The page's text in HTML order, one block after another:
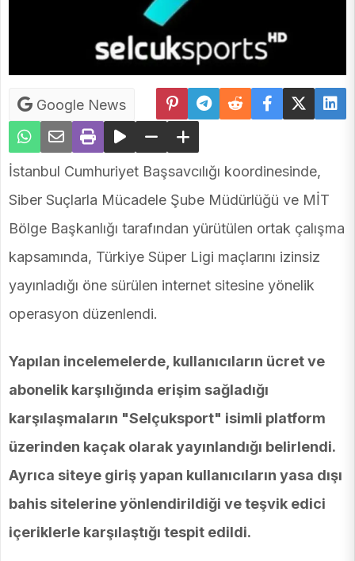
Google News
İstanbul Cumhuriyet Başsavcılığı koordinesinde,
Siber Suçlarla Mücadele Şube Müdürlüğü ve MİT
Bölge Başkanlığı tarafından yürütülen ortak çalışma
kapsamında, Türkiye Süper Ligi maçlarını izinsiz
yayınladığı öne sürülen internet sitesine yönelik
operasyon düzenlendi.
Yapılan incelemelerde, kullanıcıların ücret ve
abonelik karşılığında erişim sağladığı
karşılaşmaların "Selçuksport" isimli platform
üzerinden kaçak olarak yayınlandığı belirlendi.
Ayrıca siteye giriş yapan kullanıcıların yasa dışı
bahis sitelerine yönlendirildiği ve teşvik edici
içeriklerle karşılaştığı tespit edildi.